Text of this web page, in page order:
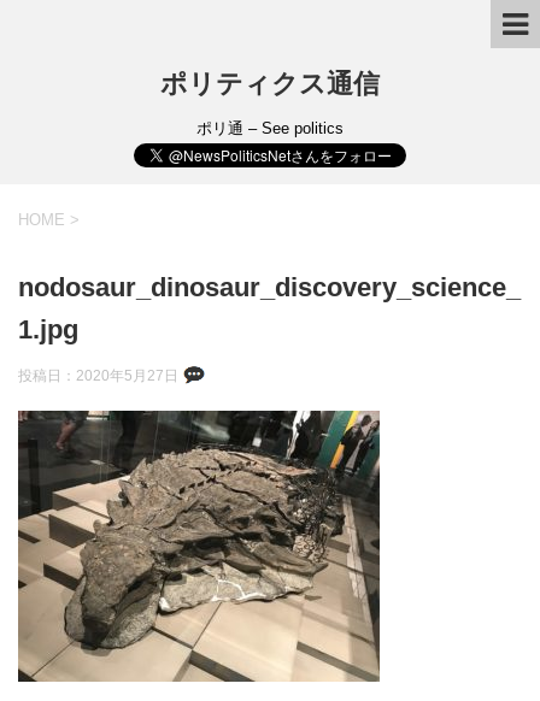
ポリティクス通信
ポリ通 – See politics
HOME >
nodosaur_dinosaur_discovery_science_
1.jpg
投稿日： 2020年5月27日